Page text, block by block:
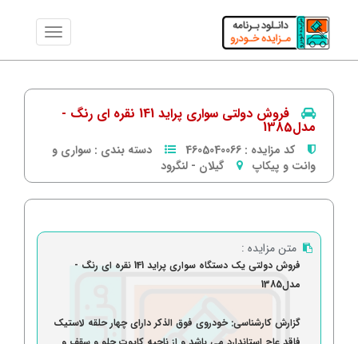
فروش دولتی سواری پراید 141 نقره ای رنگ -
مدل1385
کد مزایده : 4605040066 دسته بندی : سواری و
وانت و پیکاپ
گیلان - لنگرود
متن مزایده :
فروش دولتی یک دستگاه سواری پراید 141 نقره ای رنگ -
مدل1385
گزارش کارشناسی: خودروی فوق الذکر دارای چهار حلقه لاستیک